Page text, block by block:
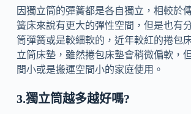
因獨立筒的彈簧都是各自獨立，相較於
簧床來說有更大的彈性空間，但是也有
筒彈簧或是較細軟的，近年較紅的捲包
立筒床墊，雖然捲包床墊會稍微偏軟，
間小或是搬運空間小的家庭使用。
3.獨立筒越多越好嗎?